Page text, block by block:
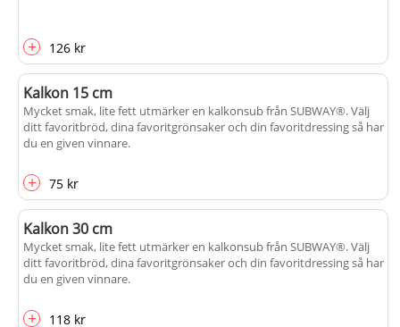
+ 126 kr
Kalkon 15 cm
Mycket smak, lite fett utmärker en kalkonsub från SUBWAY®. Välj
ditt favoritbröd, dina favoritgrönsaker och din favoritdressing så har
du en given vinnare.
+ 75 kr
Kalkon 30 cm
Mycket smak, lite fett utmärker en kalkonsub från SUBWAY®. Välj
ditt favoritbröd, dina favoritgrönsaker och din favoritdressing så har
du en given vinnare.
+ 118 kr